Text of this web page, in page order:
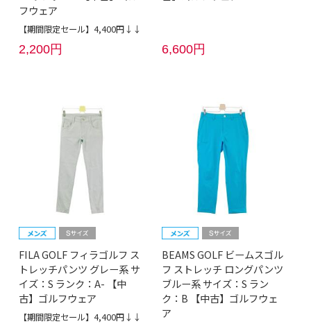
フウェア
【期間限定セール】4,400円↓↓
2,200円 6,600円
FILA GOLF フィラゴルフ ス
トレッチパンツ グレー系 サ
イズ：S ランク：A- 【中
古】ゴルフウェア
【期間限定セール】4,400円↓↓
BEAMS GOLF ビームスゴル
フ ストレッチ ロングパンツ
ブルー系 サイズ：S ラン
ク：B 【中古】ゴルフウェ
ア